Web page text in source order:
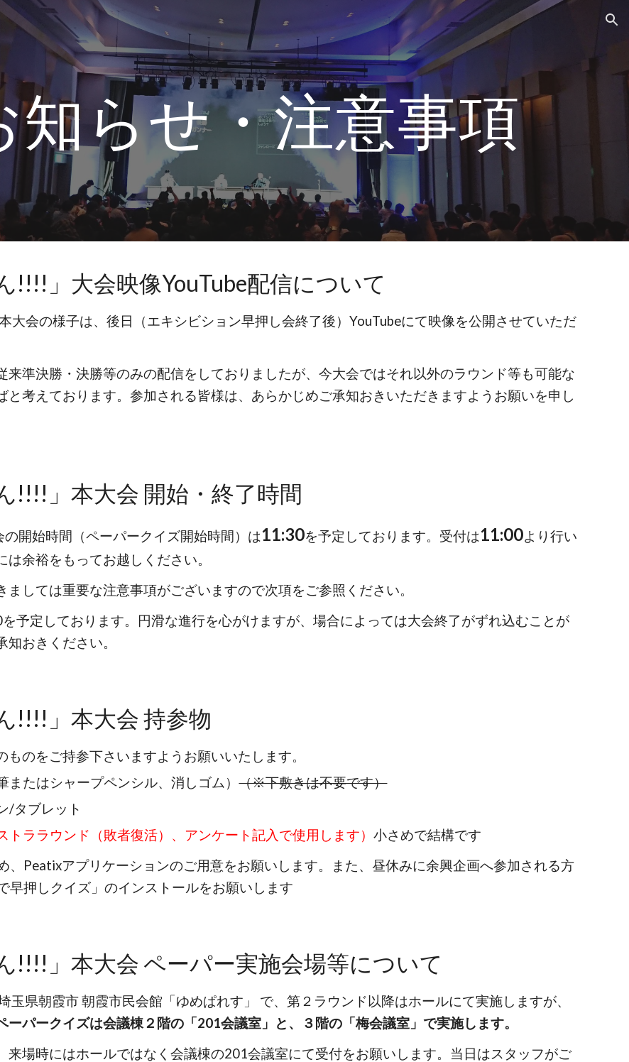
to main content Skip to navigation
知らせ・注意事項
!!!!」大会映像YouTube配信について
大会の様子は、後日（エキシビション早押し会終了後）YouTubeにて映像を公開させていただ
来準決勝・決勝等のみの配信をしておりましたが、今大会ではそれ以外のラウンド等も可能な
と考えております。参加される皆様は、あらかじめご承知おきいただきますようお願いを申し
!!!!」本大会 開始・終了時間
開始時間（ペーパークイズ開始時間）は11:30を予定しております。受付は11:00より行い
は余裕をもってお越しください。
ましては重要な注意事項がございますので次項をご参照ください。
予定しております。円滑な進行を心がけますが、場合によっては大会終了がずれ込むことが
知おきください。
!!!!」本大会持参物
ものをご持参下さいますようお願いいたします。
筆またはシャープペンシル、消しゴム）（※下敷きは不要です）
/タブレット
トララウンド（敗者復活）、アンケート記入で使用します）小さめで結構です
、Peatixアプリケーションのご用意をお願いします。また、昼休みに余興企画へ参加される方
早押しクイズ」のインストールをお願いします
!!!!」本大会 ペーパー実施会場等について
玉県朝霞市 朝霞市民会館「ゆめぱれす」 で、第２ラウンド以降はホールにて実施しますが、
ーパークイズは会議棟２階の「201会議室」と、３階の「梅会議室」で実施します。
来場時にはホールではなく会議棟の201会議室にて受付をお願いします。当日はスタッフがご